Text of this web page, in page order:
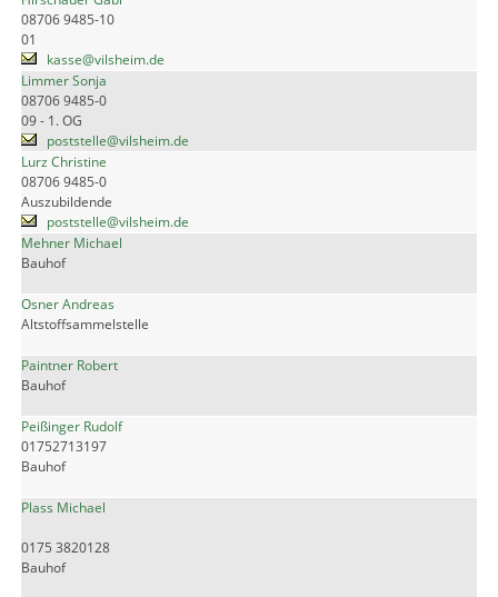
08706 9485-10
01
kasse@vilsheim.de
Limmer Sonja
08706 9485-0
09 - 1. OG
poststelle@vilsheim.de
Lurz Christine
08706 9485-0
Auszubildende
poststelle@vilsheim.de
Mehner Michael
Bauhof
Osner Andreas
Altstoffsammelstelle
Paintner Robert
Bauhof
Peißinger Rudolf
01752713197
Bauhof
Plass Michael
0175 3820128
Bauhof